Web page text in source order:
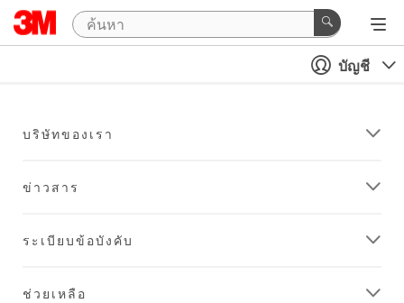
บัญชี
บริษัทของเรา
ข่าวสาร
ระเบียบข้อบังคับ
ช่วยเหลือ